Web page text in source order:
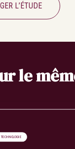
L’ÉTUDE
le
TECHNOLOGIE